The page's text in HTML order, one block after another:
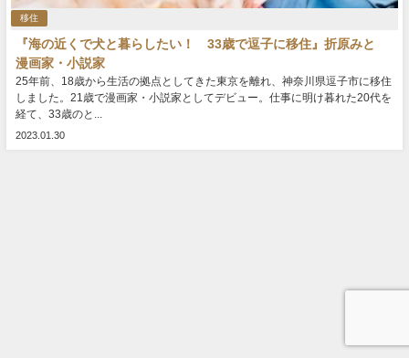
移住
『海の近くで犬と暮らしたい！ 33歳で逗子に移住』折原みと
漫画家・小説家
25年前、18歳から生活の拠点としてきた東京を離れ、神奈川県逗子市に移住
しました。21歳で漫画家・小説家としてデビュー。仕事に明け暮れた20代を
経て、33歳のと...
2023.01.30